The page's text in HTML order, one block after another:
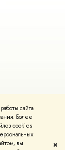
сайта
Более
cookies
вы
✖